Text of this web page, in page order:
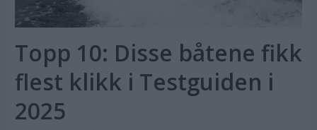
Topp 10: Disse båtene fikk
flest klikk i Testguiden i
2025